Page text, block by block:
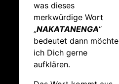
was dieses
merkwürdige Wort
„NAKATANENGA“
bedeutet dann möchte
ich Dich gerne
aufklären.